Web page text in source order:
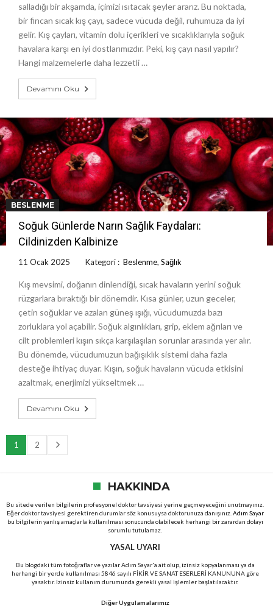
salladığı bir akşamda, içimizi ısıtacak şeyler ararız. Bu noktada,
bir fincan sıcak kış çayı, sadece vücuda değil, ruhumuza da iyi
gelir. Kış çayları, vitamin dolu içerikleri ve sıcaklıklarıyla soğuk
havalara karşı en iyi dostlarımızdır. Peki, kış çayı nasıl yapılır?
Hangi malzemelerle daha lezzetli …
Devamını Oku
BESLENME
Soğuk Günlerde Narın Sağlık Faydaları:
Cildinizden Kalbinize
11 Ocak 2025 Kategori : Beslenme, Sağlık
Kış mevsimi, doğanın dinlendiği, sıcak havaların yerini soğuk
rüzgarlara bıraktığı bir dönemdir. Kısa günler, uzun geceler,
çetin soğuklar ve azalan güneş ışığı, vücudumuzda bazı
zorluklara yol açabilir. Soğuk algınlıkları, grip, eklem ağrıları ve
cilt problemleri kışın sıkça karşılaşılan sorunlar arasında yer alır.
Bu dönemde, vücudumuzun bağışıklık sistemi daha fazla
desteğe ihtiyaç duyar. Kışın, soğuk havaların vücuda etkisini
azaltmak, enerjimizi yükseltmek …
Devamını Oku
1 2
HAKKINDA
Bu sitede verilen bilgilerin profesyonel doktor tavsiyesi yerine geçmeyeceğini unutmayınız.
Eğer doktor tavsiyesi gerektiren durumlar söz konusuysa doktorunuza danışınız. Adım Sayar
bu bilgilerin yanlış amaçlarla kullanılması sonucunda olabilecek herhangi bir zarardan dolayı
sorumlu tutulamaz.
YASAL UYARI
Bu blogdaki tüm fotoğraflar ve yazılar Adım Sayar'a ait olup, izinsiz kopyalanması ya da
herhangi bir yerde kullanılması 5846 sayılı FİKİR VE SANAT ESERLERİ KANUNUNA göre
yasaktır. İzinsiz kullanım durumunda gerekli yasal işlemler başlatılacaktır.
Diğer Uygulamalarımız